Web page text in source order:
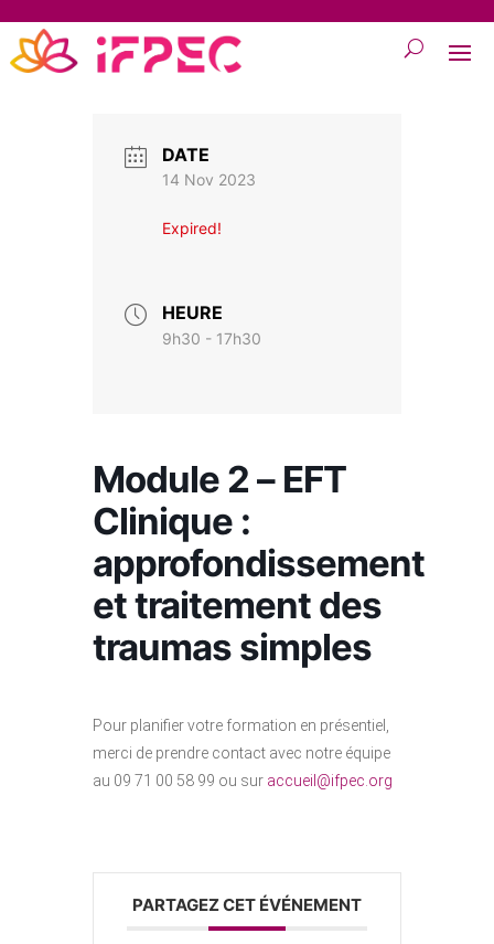
DATE
14 Nov 2023
Expired!
HEURE
9h30 - 17h30
Module 2 – EFT
Clinique :
approfondissement
et traitement des
traumas simples
Pour planifier votre formation en présentiel,
merci de prendre contact avec notre équipe
au 09 71 00 58 99 ou sur
gro.c
epfi@
lieuc
ca
PARTAGEZ CET ÉVÉNEMENT